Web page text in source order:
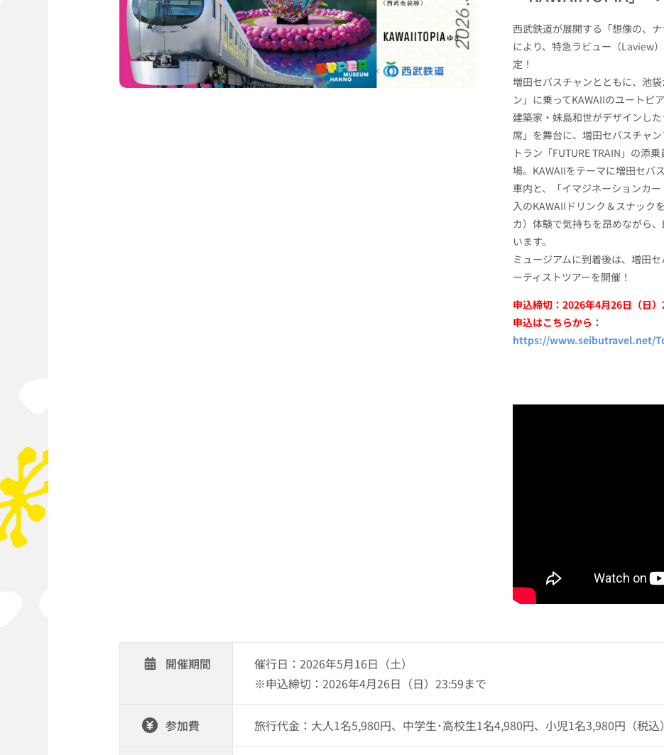
西武鉄道が展開する「想像の、
により、特急ラビュー（Laview
定！
増田セバスチャンとともに、池
ン」に乗ってKAWAIIのユートピ
建築家・妹島和世がデザインし
席」を舞台に、増田セバスチャ
トラン「FUTURE TRAIN」の添
場。KAWAIIをテーマに増田セバ
車内と、「イマジネーションカ
入のKAWAIIドリンク＆スナック
カ）体験で気持ちを昂めながら
います。
ミュージアムに到着後は、増田
ーティストツアーを開催！
申込締切：2026年4月26日（日
申込はこちらから ：
https://www.seibutravel.net/
開催期間
催行日：2026年5月16日（土）
※申込締切：2026年4月26日（日）23:59まで
参加費 旅行代金：大人1名5,980円、中学生･高校生1名4,980円、小児1名3,980円（税込）